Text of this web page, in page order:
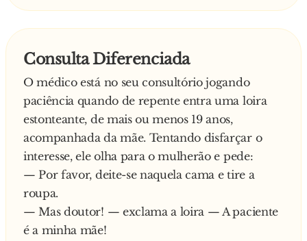
Deixou 500 reais?
Sim, respondeu a mulher completamente
Ufa que alívio! Aquele mineiro safado esteve no
meu escritório pela manhã, me pediu 500 reais
emprestado e disse que passava aqui a tarde
sem falta para me pagar...
quartinha e as caneca prus dotô bebê água!
Lula, todo vaidoso, pergunta:
Luiz Inácio. Ele tem esse nome em homenagem
a alguém?
E ela, sem nunca imaginar que era presidente
em pessoa que estava ali, responde:
— Não, dotô, na verdade o nome dele é
Fernando Henrique, mas é que urtimamente
esse minino deu prá minti e fazê tanta m**...,
que nóis apelidô ele anssim.
Consulta Diferenciada
O médico está no seu consultório jogando
paciência quando de repente entra uma loira
estonteante, de mais ou menos 19 anos,
acompanhada da mãe. Tentando disfarçar o
interesse, ele olha para o mulherão e pede:
— Por favor, deite-se naquela cama e tire a
roupa.
— Mas doutor! — exclama a loira — A paciente
é a minha mãe!